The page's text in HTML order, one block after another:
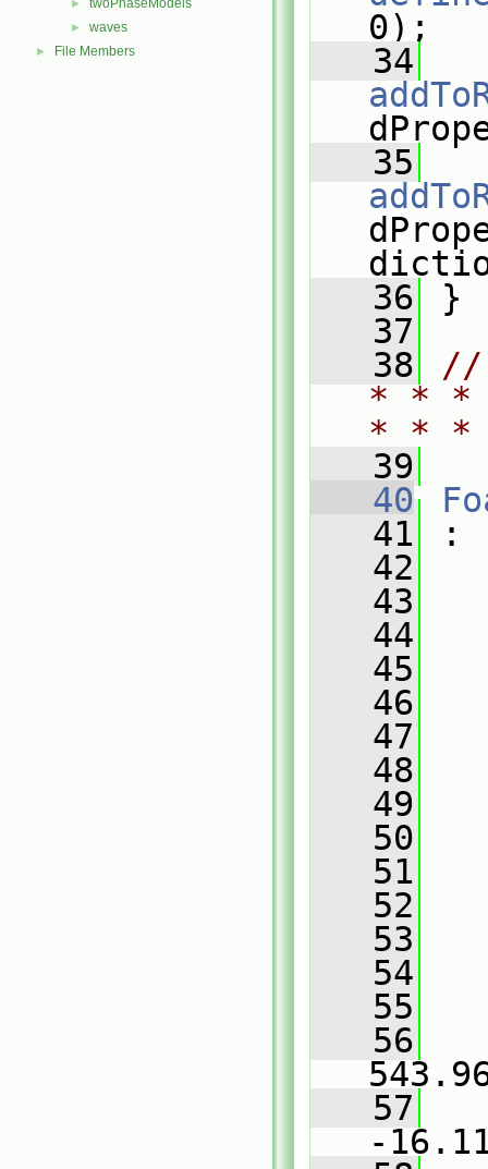
► twoPhaseModels
► waves
► File Members
0);
   34
   35
   36
}
   37
   38
//
* * *
* *
   39
   40
   41
:
   42
   43
   44
   45
   46
   47
   48
   49
   50
   51
   52
   53
   54
   55
   56
   57
-